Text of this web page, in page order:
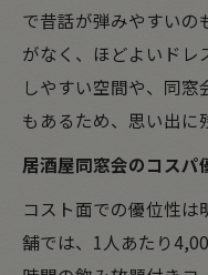
で昔話が弾みやすいの
がなく、ほどよいドレ
しやすい空間や、同
もあるため、思い出に
居酒屋同窓会のコスパ
コスト面での優位性は
舗では、1人あたり